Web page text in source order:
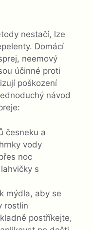
nestačí, lze
Domácí
neemový
účinné proti
poškození
návod
česneku a
vody
noc
s
mýdla, aby se
rostlin
postříkejte,